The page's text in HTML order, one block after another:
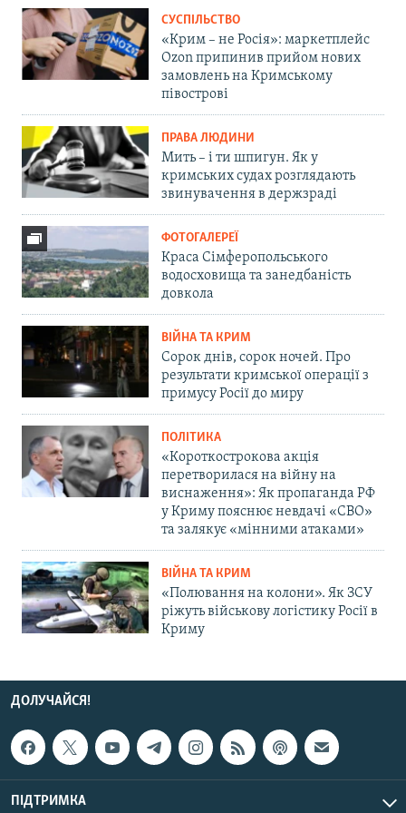
СУСПІЛЬСТВО
«Крим – не Росія»: маркетплейс
Ozon припинив прийом нових
замовлень на Кримському
півострові
ПРАВА ЛЮДИНИ
Мить – і ти шпигун. Як у
кримських судах розглядають
звинувачення в держзраді
ФОТОГАЛЕРЕЇ
Краса Сімферопольського
водосховища та занедбаність
довкола
ВІЙНА ТА КРИМ
Сорок днів, сорок ночей. Про
результати кримської операції з
примусу Росії до миру
ПОЛІТИКА
«Короткострокова акція
перетворилася на війну на
виснаження»: Як пропаганда РФ
у Криму пояснює невдачі «СВО»
та залякує «мінними атаками»
ВІЙНА ТА КРИМ
«Полювання на колони». Як ЗСУ
ріжуть військову логістику Росії в
Криму
ДОЛУЧАЙСЯ!
ПІДТРИМКА